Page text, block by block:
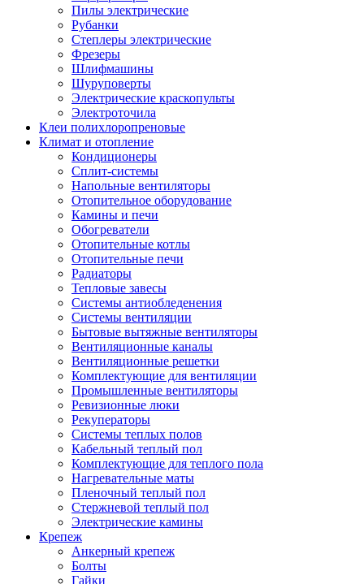
Пилы электрические
Рубанки
Степлеры электрические
Фрезеры
Шлифмашины
Шуруповерты
Электрические краскопульты
Электроточила
Клеи полихлоропреновые
Климат и отопление
Кондиционеры
Сплит-системы
Напольные вентиляторы
Отопительное оборудование
Камины и печи
Обогреватели
Отопительные котлы
Отопительные печи
Радиаторы
Тепловые завесы
Системы антиобледенения
Системы вентиляции
Бытовые вытяжные вентиляторы
Вентиляционные каналы
Вентиляционные решетки
Комплектующие для вентиляции
Промышленные вентиляторы
Ревизионные люки
Рекуператоры
Системы теплых полов
Кабельный теплый пол
Комплектующие для теплого пола
Нагревательные маты
Пленочный теплый пол
Стержневой теплый пол
Электрические камины
Крепеж
Анкерный крепеж
Болты
Гайки